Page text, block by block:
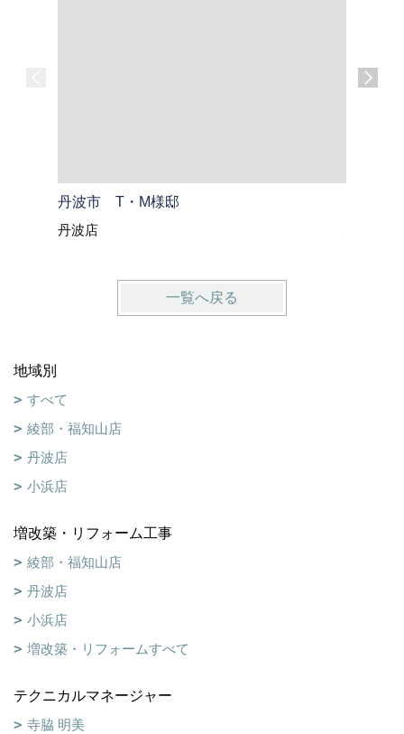
丹波市 T・M様邸
丹波店
一覧へ戻る
地域別
すべて
綾部・福知山店
丹波店
小浜店
増改築・リフォーム工事
綾部・福知山店
丹波店
小浜店
増改築・リフォームすべて
テクニカルマネージャー
寺脇 明美